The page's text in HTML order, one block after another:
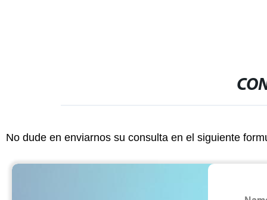
No dude en enviarnos su consulta en el siguiente